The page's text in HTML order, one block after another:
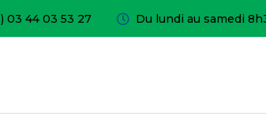
03 44 03 53 27 Du lundi au samedi